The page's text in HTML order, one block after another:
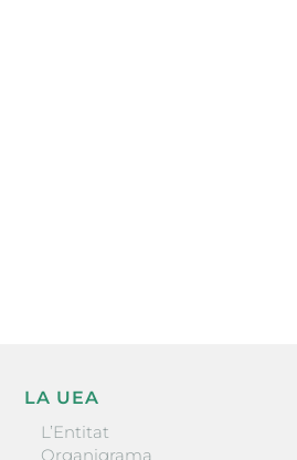
LA UEA
L’Entitat
Organigrama